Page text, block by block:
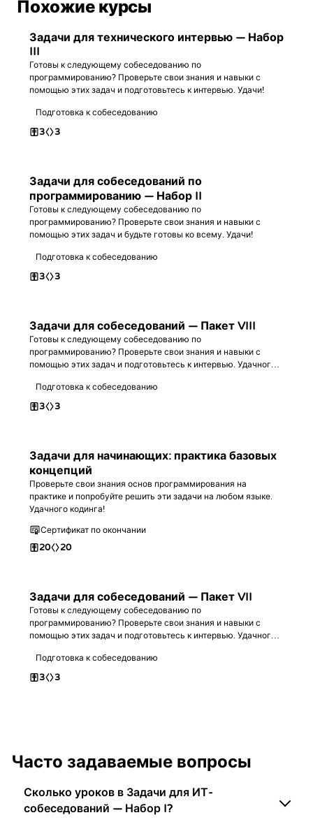
Похожие курсы
Задачи для технического интервью — Набор
III
Готовы к следующему собеседованию по
программированию? Проверьте свои знания и навыки с
помощью этих задач и подготовьтесь к интервью. Удачи!
Подготовка к собеседованию
3 3
Задачи для собеседований по
программированию — Набор II
Готовы к следующему собеседованию по
программированию? Проверьте свои знания и навыки с
помощью этих задач и будьте готовы ко всему. Удачи!
Подготовка к собеседованию
3 3
Задачи для собеседований — Пакет VIII
Готовы к следующему собеседованию по
программированию? Проверьте свои знания и навыки с
помощью этих задач и подготовьтесь к интервью. Удачного
Подготовка к собеседованию
3 3
Задачи для начинающих: практика базовых
концепций
Проверьте свои знания основ программирования на
практике и попробуйте решить эти задачи на любом языке.
Удачного кодинга!
Сертификат по окончании
20 20
Задачи для собеседований — Пакет VII
Готовы к следующему собеседованию по
программированию? Проверьте свои знания и навыки с
помощью этих задач и подготовьтесь к интервью. Удачного
Подготовка к собеседованию
3 3
Часто задаваемые вопросы
Сколько уроков в Задачи для ИТ-
собеседований — Набор I?